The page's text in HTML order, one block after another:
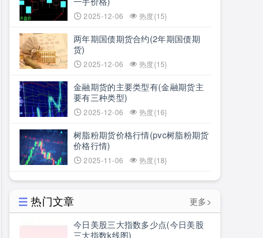
2025-12-06 热度{15}
两年期国债期货合约(2年期国债期
货)
2025-12-06 热度{15}
金融期货的主要类型有(金融期货主
要有三种类型)
2025-12-06 热度{16}
树脂粉期货价格行情(pvc树脂粉期货
价格行情)
2025-11-06 热度{18}
热门文章
更多>
今日美股三大指数多少点(今日美股
三大指数k线图)